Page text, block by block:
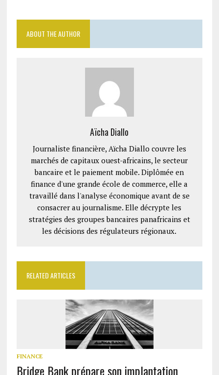
ABOUT THE AUTHOR
Aïcha Diallo
Journaliste financière, Aïcha Diallo couvre les
marchés de capitaux ouest-africains, le secteur
bancaire et le paiement mobile. Diplômée en
finance d'une grande école de commerce, elle a
travaillé dans l'analyse économique avant de se
consacrer au journalisme. Elle décrypte les
stratégies des groupes bancaires panafricains et
les décisions des régulateurs régionaux.
RELATED ARTICLES
FINANCE
Bridge Bank prépare son implantation